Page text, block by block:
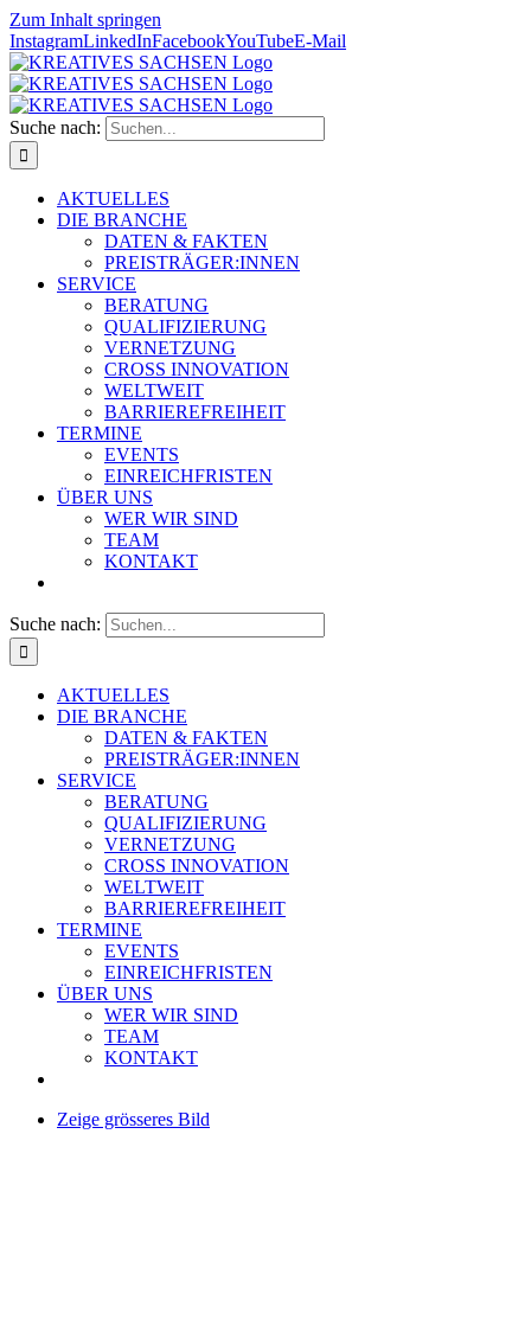
Zum Inhalt springen
InstagramLinkedInFacebookYouTubeE-Mail
Suche nach:
AKTUELLES
DIE BRANCHE
DATEN & FAKTEN
PREISTRÄGER:INNEN
SERVICE
BERATUNG
QUALIFIZIERUNG
VERNETZUNG
CROSS INNOVATION
WELTWEIT
BARRIEREFREIHEIT
TERMINE
EVENTS
EINREICHFRISTEN
ÜBER UNS
WER WIR SIND
TEAM
KONTAKT
Suche nach:
AKTUELLES
DIE BRANCHE
DATEN & FAKTEN
PREISTRÄGER:INNEN
SERVICE
BERATUNG
QUALIFIZIERUNG
VERNETZUNG
CROSS INNOVATION
WELTWEIT
BARRIEREFREIHEIT
TERMINE
EVENTS
EINREICHFRISTEN
ÜBER UNS
WER WIR SIND
TEAM
KONTAKT
Zeige grösseres Bild